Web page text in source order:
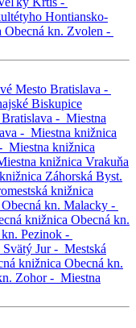
Hontiansko-
Obecná kn. Zvolen -
Mesto Bratislava -
Biskupice
Bratislava - Miestna
- Miestna knižnica
Miestna knižnica
knižnica Vrakuňa
Záhorská Byst.
knižnica
Obecná kn. Malacky -
knižnica Obecná kn.
Pezinok -
Svätý Jur - Mestská
knižnica Obecná kn.
Zohor - Miestna